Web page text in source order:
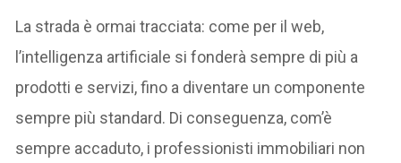
La strada è ormai tracciata: come per il web,
l’intelligenza artificiale si fonderà sempre di più a
prodotti e servizi, fino a diventare un componente
sempre più standard. Di conseguenza, com’è
sempre accaduto, i professionisti immobiliari non